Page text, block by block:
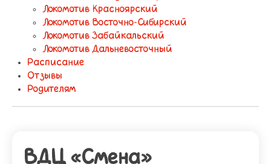
Локомотив Красноярский
Локомотив Восточно-Сибирский
Локомотив Забайкальский
Локомотив Дальневосточный
Расписание
Отзывы
Родителям
ВДЦ «Смена»